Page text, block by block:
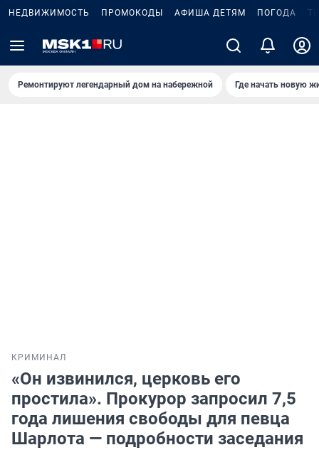
НЕДВИЖИМОСТЬ ПРОМОКОДЫ АФИША ДЕТЯМ ПОГОДА
Ремонтируют легендарный дом на набережной Где начать новую
КРИМИНАЛ
«Он извинился, церковь его
простила». Прокурор запросил 7,5
года лишения свободы для певца
Шарлота — подробности заседания